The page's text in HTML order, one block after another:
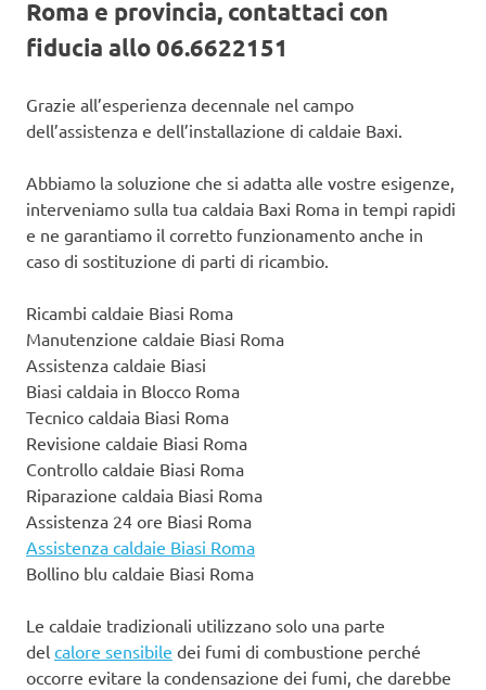
Roma e provincia, contattaci con
fiducia allo 06.6622151
Grazie all’esperienza decennale nel campo
dell’assistenza e dell’installazione di caldaie Baxi.
Abbiamo la soluzione che si adatta alle vostre esigenze,
interveniamo sulla tua caldaia Baxi Roma in tempi rapidi
e ne garantiamo il corretto funzionamento anche in
caso di sostituzione di parti di ricambio.
Ricambi caldaie Biasi Roma
Manutenzione caldaie Biasi Roma
Assistenza caldaie Biasi
Biasi caldaia in Blocco Roma
Tecnico caldaia Biasi Roma
Revisione caldaie Biasi Roma
Controllo caldaie Biasi Roma
Riparazione caldaia Biasi Roma
Assistenza 24 ore Biasi Roma
Assistenza caldaie Biasi Roma
Bollino blu caldaie Biasi Roma
Le caldaie tradizionali utilizzano solo una parte
del calore sensibile dei fumi di combustione perché
occorre evitare la condensazione dei fumi, che darebbe